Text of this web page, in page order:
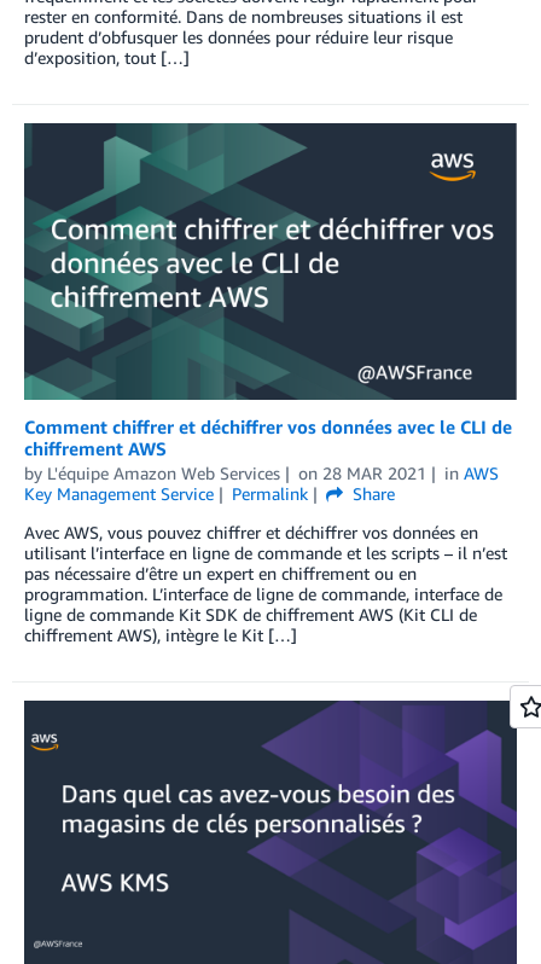
rester en conformité. Dans de nombreuses situations il est
prudent d’obfusquer les données pour réduire leur risque
d’exposition, tout […]
Comment chiffrer et déchiffrer vos données avec le CLI de
chiffrement AWS
by L'équipe Amazon Web Services on 28 MAR 2021 in AWS
Key Management Service
Permalink
Share
Avec AWS, vous pouvez chiffrer et déchiffrer vos données en
utilisant l’interface en ligne de commande et les scripts – il n’est
pas nécessaire d’être un expert en chiffrement ou en
programmation. L’interface de ligne de commande, interface de
ligne de commande Kit SDK de chiffrement AWS (Kit CLI de
chiffrement AWS), intègre le Kit […]